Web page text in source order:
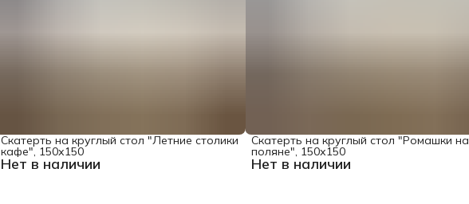
Нет в наличии
Скатерть на круглый стол "Летние столики
кафе", 150х150
Нет в наличии
Скатерть на круглый стол "Ромашки на
поляне", 150х150